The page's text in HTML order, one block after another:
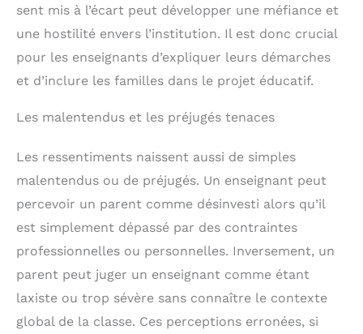
sent mis à l’écart peut développer une méfiance et
une hostilité envers l’institution. Il est donc crucial
pour les enseignants d’expliquer leurs démarches
et d’inclure les familles dans le projet éducatif.
Les malentendus et les préjugés tenaces
Les ressentiments naissent aussi de simples
malentendus ou de préjugés. Un enseignant peut
percevoir un parent comme désinvesti alors qu’il
est simplement dépassé par des contraintes
professionnelles ou personnelles. Inversement, un
parent peut juger un enseignant comme étant
laxiste ou trop sévère sans connaître le contexte
global de la classe. Ces perceptions erronées, si